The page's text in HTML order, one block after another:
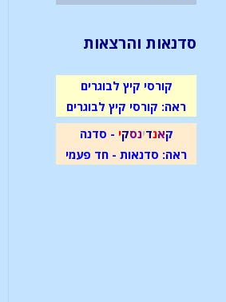
סדנאות והרצאות
קורסי קיץ לבוגרים
ראה: קורסי קיץ לבוגרים
קאנדינסקי - סדנה
ראה: סדנאות - חד פעמי